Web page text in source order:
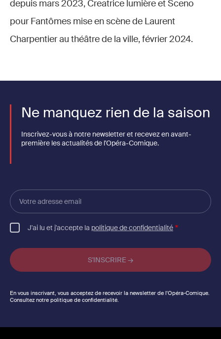
depuis mars 2023, Creatrice lumière et Sceno
pour Fantômes mise en scène de Laurent
Charpentier au théâtre de la ville, février 2024.
Ne manquez rien de la saison
Inscrivez-vous à notre newsletter et recevez en avant-
première les actualités de l'Opéra-Comique.
Votre
adresse
email
J'ai lu et j'accepte la politique de confidentialité
En vous inscrivant, vous acceptez de recevoir la newsletter de l'Opéra-Comique.
Consultez notre politique de confidentialité.